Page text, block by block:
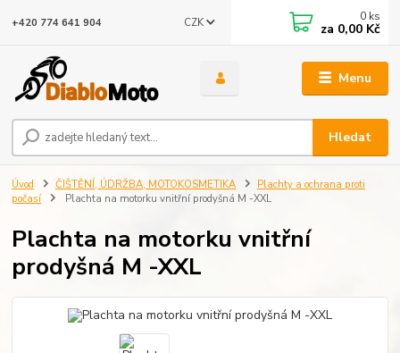
Menu
CZK
Hledat
+420 774 641 904 0 ks
za 0,00 Kč
Úvod ČIŠTĚNÍ, ÚDRŽBA, MOTOKOSMETIKA
Plachty a ochrana proti
počasí
Plachta na motorku vnitřní prodyšná M -XXL
Plachta na motorku vnitřní
prodyšná M -XXL